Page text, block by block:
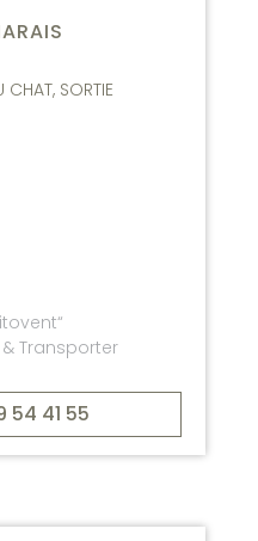
CHAT, SORTIE
Transporter
54 41 55